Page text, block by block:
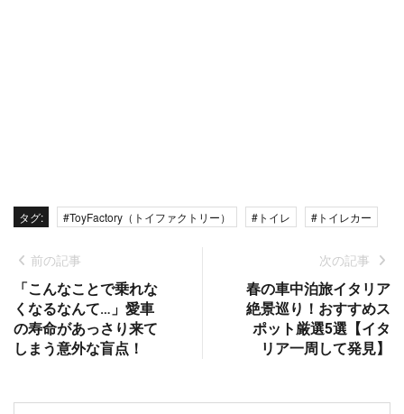
タグ: #ToyFactory（トイファクトリー） #トイレ #トイレカー
前の記事
「こんなことで乗れな
くなるなんて…」愛車
の寿命があっさり来て
しまう意外な盲点！
次の記事
春の車中泊旅イタリア
絶景巡り！おすすめス
ポット厳選5選【イタ
リア一周して発見】